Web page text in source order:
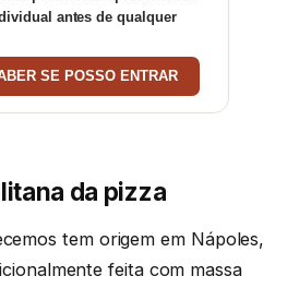
antes de qualquer
SE POSSO ENTRAR
da pizza
tem origem em Nápoles,
feita com massa